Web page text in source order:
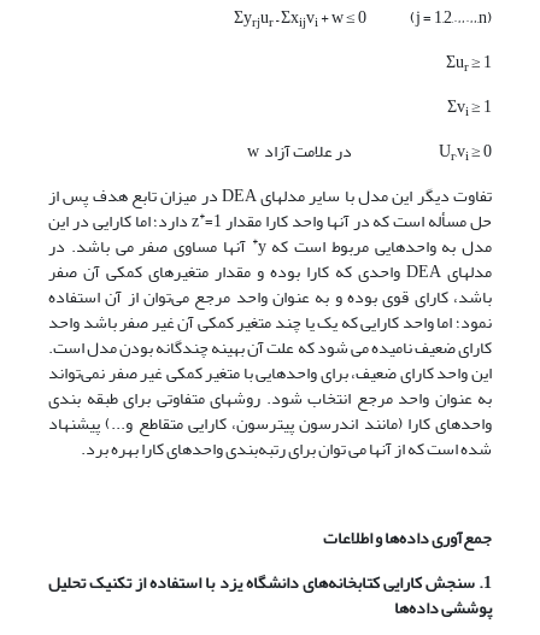
Σyrjur– Σxijvi+ w ≤ 0 (j = 1,2,……,n)
Σur≥ 1
Σvi≥ 1
Ur,vi≥ 0 در علامت آزاد w
تفاوت دیگر این مدل با سایر مدلهای DEA در میزان تابع هدف پس از
حل مسأله است که در آنها واحد کارا مقدار z * =1 دارد؛ اما کارایی در این
مدل به واحدهایی مربوط است که y * آنها مساوی صفر می باشد. در
مدلهای DEA واحدی که کارا بوده و مقدار متغیرهای کمکی آن صفر
باشد، کارای قوی بوده و به عنوان واحد مرجع می‌توان از آن استفاده
نمود؛ اما واحد کارایی که یک یا چند متغیر کمکی آن غیر صفر باشد واحد
کارای ضعیف نامیده می شود که علت آن بهینه چندگانه بودن مدل است.
این واحد کارای ضعیف، برای واحدهایی با متغیر کمکی غیر صفر نمی‌تواند
به عنوان واحد مرجع انتخاب شود. روشهای متفاوتی برای طبقه بندی
واحدهای کارا (مانند اندرسون پیترسون، کارایی متقاطع و...) پیشنهاد
شده است که از آنها می توان برای رتبه‌بندی واحدهای کارا بهره برد.
جمع‌آوری داده‌ها و اطلاعات
1. سنجش کارایی کتابخانه‌های دانشگاه یزد با استفاده از تکنیک تحلیل
پوششی داده‌ها